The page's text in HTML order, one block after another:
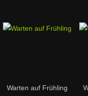
Warten auf Frühling